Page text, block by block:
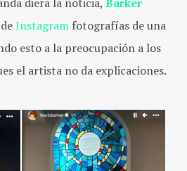
Instagram fotografías de una
esto a la preocupación a los
el artista no da explicaciones.